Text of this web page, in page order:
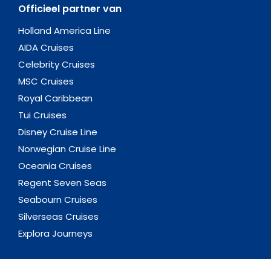
Officieel partner van
Holland America Line
AIDA Cruises
Celebrity Cruises
MSC Cruises
Royal Caribbean
Tui Cruises
Disney Cruise Line
Norwegian Cruise Line
Oceania Cruises
Regent Seven Seas
Seabourn Cruises
Silverseas Cruises
Explora Journeys